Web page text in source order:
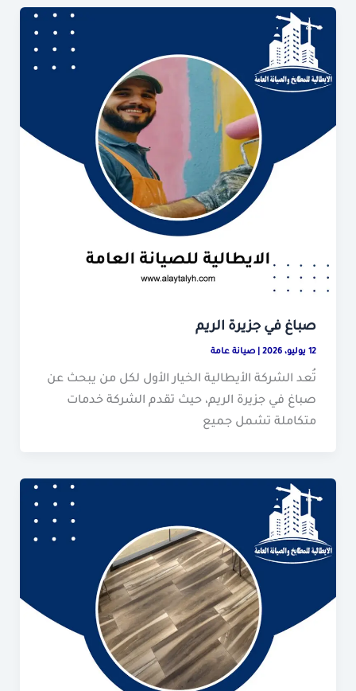
صباغ في جزيرة الريم
12 يوليو، 2026 صيانة عامة
تُعد الشركة الأيطالية الخيار الأول لكل من يبحث عن
صباغ في جزيرة الريم، حيث تقدم الشركة خدمات
متكاملة تشمل جميع